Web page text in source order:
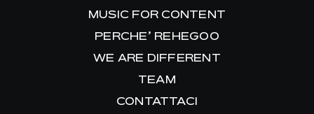
MUSIC FOR CONTENT
PERCHE’ REHEGOO
WE ARE DIFFERENT
TEAM
CONTATTACI